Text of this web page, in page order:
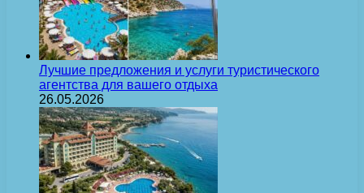
Лучшие предложения и услуги туристического
агентства для вашего отдыха
26.05.2026